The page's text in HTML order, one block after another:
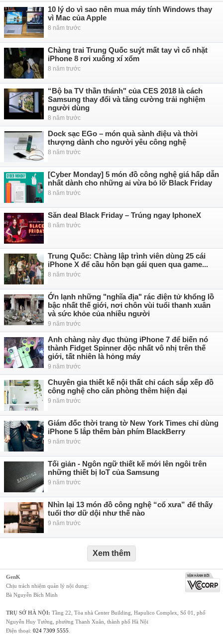
10 lý do vì sao nên mua máy tính Windows thay
vì Mac của Apple
8 năm trước
Chàng trai Trung Quốc suýt mất tay vì cố nhặt
iPhone 8 rơi xuống xí xổm
8 năm trước
“Bộ ba TV thần thánh" của CES 2018 là cách
Samsung thay đổi và tăng cường trải nghiệm
người dùng
8 năm trước
Dock sạc EGo – món quà sành điệu và thời
thượng dành cho người yêu công nghệ
8 năm trước
[Cyber Monday] 5 món đồ công nghệ giá hấp dẫn
nhất dành cho những ai vừa bỏ lỡ Black Friday
8 năm trước
Săn deal Black Friday – Trúng ngay IphoneX
8 năm trước
Trung Quốc: Chàng lập trình viên dùng 25 cái
iPhone X để cầu hôn bạn gái quen qua game...
8 năm trước
Ớn lạnh những "nghĩa địa" rác điện tử khổng lồ
bậc nhất thế giới, nơi chôn vùi tuổi thanh xuân
và sức khỏe của nhiều người
9 năm trước
Anh chàng này đục thủng iPhone 7 để biến nó
thành Fidget Spinner độc nhất vô nhị trên thế
giới, tất nhiên là hỏng máy
9 năm trước
Chuyên gia thiết kế nội thất chỉ cách sắp xếp đồ
công nghệ cho căn phòng thêm hiện đại
9 năm trước
Giám đốc thời trang tờ New York Times chỉ dùng
iPhone 5 lắp thêm bàn phím BlackBerry
9 năm trước
Tối giản - Ngôn ngữ thiết kế mới lên ngôi trên
những thiết bị IoT của Samsung
9 năm trước
Nhìn lại 13 món đồ công nghệ “cổ xưa” để thấy
tuổi thơ dữ dội như thế nào
9 năm trước
Xem thêm
GenK
Chịu trách nhiệm quản lý nội dung:
Bà Nguyễn Bích Minh
TRỤ SỞ HÀ NỘI: Tầng 22, Tòa nhà Center Building, Hapulico Complex, Số 01, phố
Nguyễn Huy Tưởng, phường Thanh Xuân, thành phố Hà Nội
Điện thoại: 024 7309 5555